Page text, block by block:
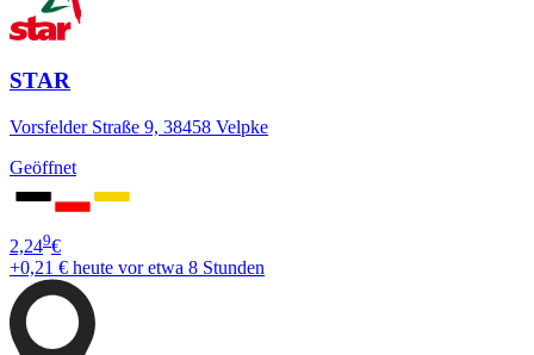
STAR
Vorsfelder Straße 9, 38458 Velpke
Geöffnet
2,249€
+0,21 € heute vor etwa 8 Stunden